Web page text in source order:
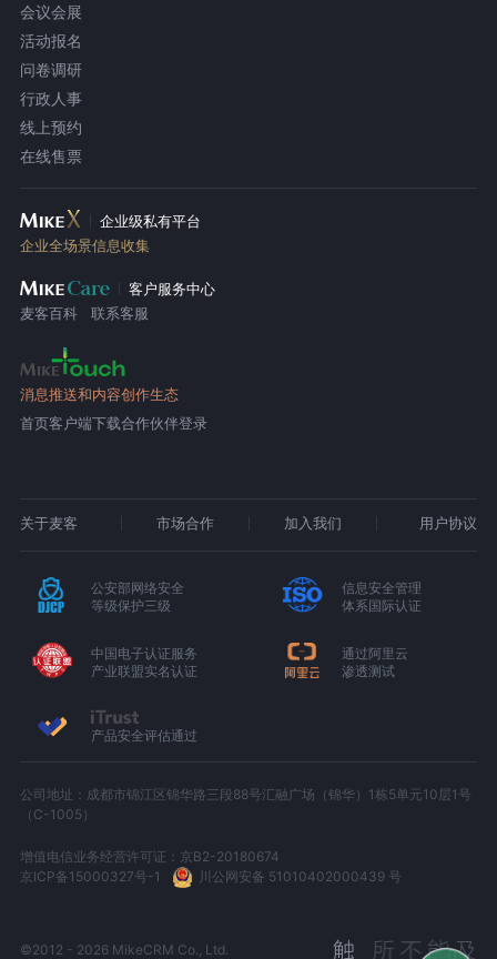
会议会展
活动报名
问卷调研
行政人事
线上预约
在线售票
企业级私有平台
企业全场景信息收集
客户服务中心
麦客百科
联系客服
消息推送和内容创作生态
首页客户端下载合作伙伴登录
关于麦客 市场合作 加入我们 用户协议
公安部网络安全
等级保护三级
信息安全管理
体系国际认证
中国电子认证服务
产业联盟实名认证
通过阿里云
渗透测试
产品安全评估通过
公司地址：成都市锦江区锦华路三段88号汇融广场（锦华）1栋5单元10层1号
（C-1005）
增值电信业务经营许可证：京B2-20180674
京ICP备15000327号-1
川公网安备 51010402000439 号
©2012 - 2026 MikeCRM Co., Ltd.